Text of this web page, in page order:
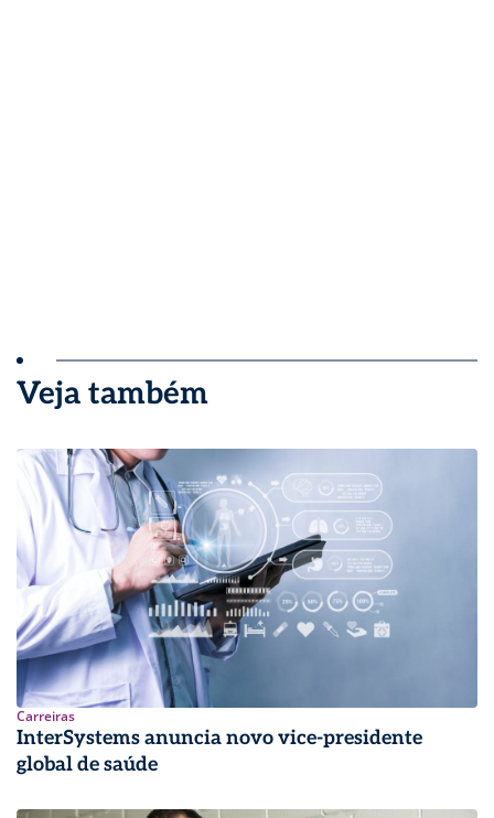
Veja também
Carreiras
InterSystems anuncia novo vice-presidente
global de saúde